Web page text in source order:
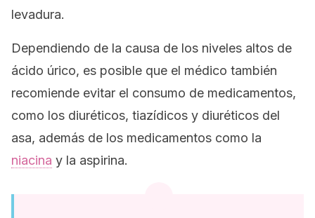
levadura.
Dependiendo de la causa de los niveles altos de
ácido úrico, es posible que el médico también
recomiende evitar el consumo de medicamentos,
como los diuréticos, tiazídicos y diuréticos del
asa, además de los medicamentos como la
niacina y la aspirina.